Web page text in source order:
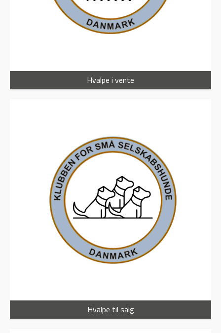
Hvalpe i vente
Hvalpe til salg